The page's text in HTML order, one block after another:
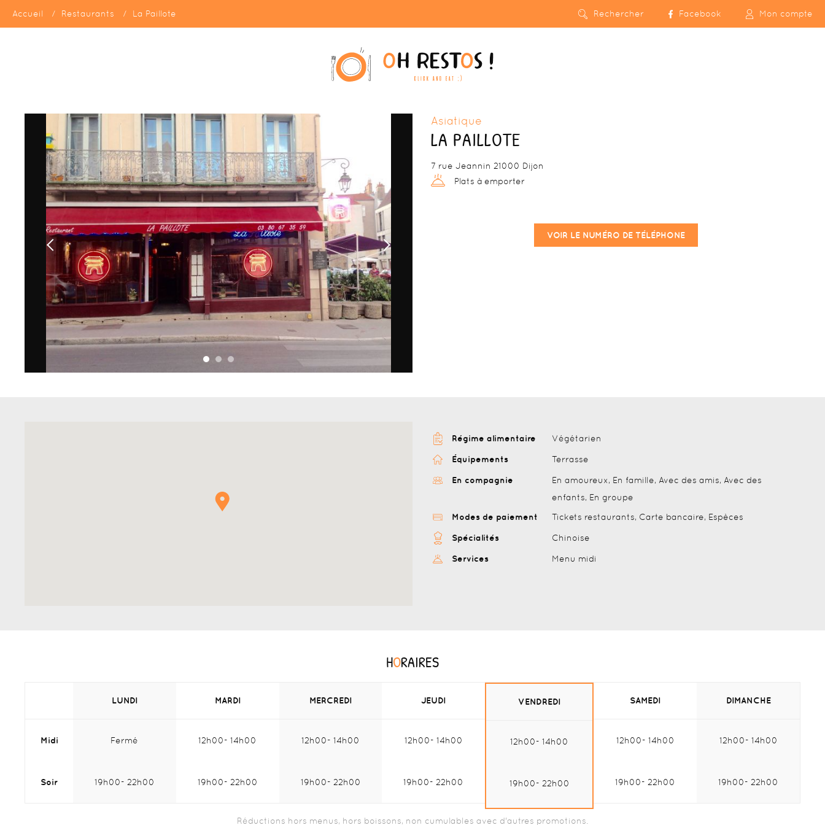
Accueil Restaurants La Paillote Rechercher Facebook Mon compte
Asiatique
LA PAILLOTE
7 rue Jeannin 21000 Dijon
Plats à emporter
VOIR LE NUMÉRO DE TÉLÉPHONE
Régime alimentaire Végétarien
Équipements Terrasse
En compagnie
En amoureux, En famille, Avec des amis, Avec des
enfants, En groupe
Modes de paiement
Tickets restaurants, Carte bancaire, Espèces
Spécialités Chinoise
Services Menu midi
HORAIRES
Midi
Soir
LUNDI
Fermé
19h00 22h00
MARDI
12h00 14h00
19h00 22h00
MERCREDI
12h00 14h00
19h00 22h00
JEUDI
12h00 14h00
19h00 22h00
VENDREDI
12h00 14h00
19h00 22h00
SAMEDI
12h00 14h00
19h00 22h00
DIMANCHE
12h00 14h00
19h00 22h00
Réductions hors menus, hors boissons, non cumulables avec d'autres promotions.